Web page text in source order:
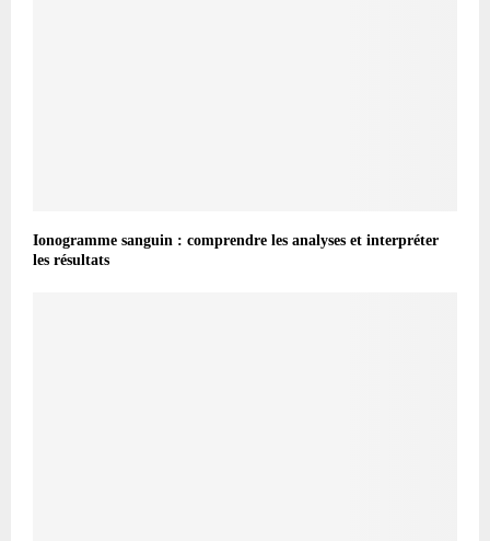
Ionogramme sanguin : comprendre les analyses et interpréter
les résultats